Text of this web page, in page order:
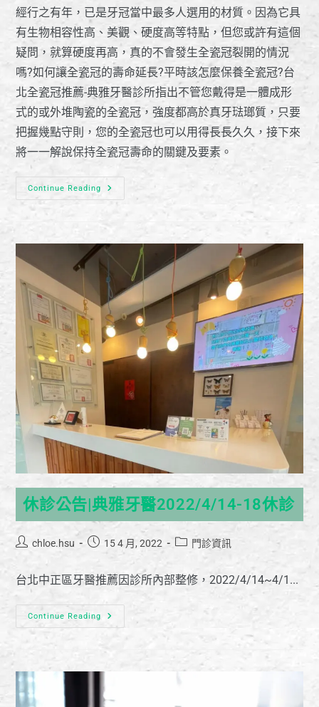
經行之有年，已是牙冠當中最多人選用的材質。因為它具
有生物相容性高、美觀、硬度高等特點，但您或許有這個
疑問，就算硬度再高，真的不會發生全瓷冠裂開的情況
嗎?如何讓全瓷冠的壽命延長?平時該怎麼保養全瓷冠?台
北全瓷冠推薦-典雅牙醫診所指出不管您戴得是一體成形
式的或外堆陶瓷的全瓷冠，強度都高於真牙琺瑯質，只要
把握幾點守則，您的全瓷冠也可以用得長長久久，接下來
將一一解說保持全瓷冠壽命的關鍵及要素。
Continue Reading
休診公告|典雅牙醫2022/4/14-18休診
chloe.hsu 15 4 月, 2022 門診資訊
台北中正區牙醫推薦因診所內部整修，2022/4/14~4/1...
Continue Reading